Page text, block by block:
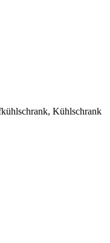
Kühlschrank